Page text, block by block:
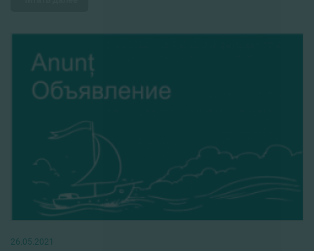
26.05.2021